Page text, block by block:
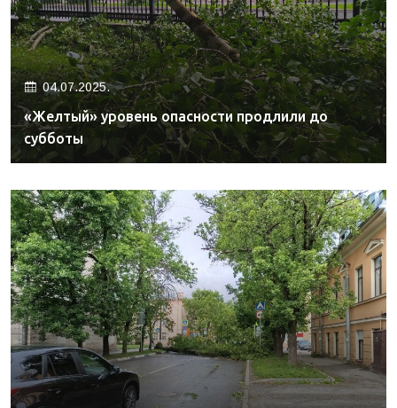
04.07.2025.
«Желтый» уровень опасности продлили до
субботы